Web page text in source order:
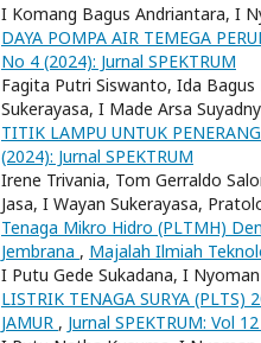
I Komang Bagus Andriantara, I
DAYA POMPA AIR TEMEGA
No 4 (2024): Jurnal SPEKTRUM
Fagita Putri Siswanto, Ida
Sukerayasa, I Made Arsa
TITIK LAMPU UNTUK
(2024): Jurnal SPEKTRUM
Irene Trivania, Tom Gerraldo
Jasa, I Wayan Sukerayasa,
Tenaga Mikro Hidro (PLTMH)
Jembrana , Majalah Ilmiah
I Putu Gede Sukadana, I
LISTRIK TENAGA SURYA (PLTS)
JAMUR , Jurnal SPEKTRUM: Vol